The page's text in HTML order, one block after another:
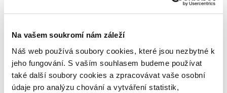
Na vašem soukromí nám záleží
Náš web používá soubory cookies, které jsou nezbytné k
jeho fungování. S vaším souhlasem budeme používat
také další soubory cookies a zpracovávat vaše osobní
údaje pro analýzu chování a vytváření statistik,